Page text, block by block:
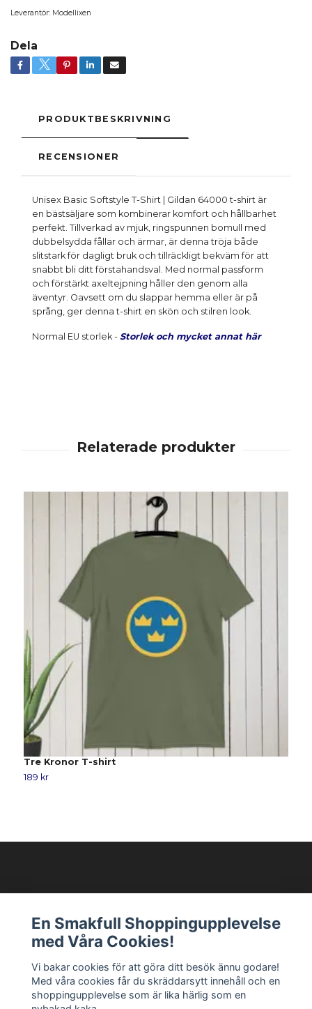
Leverantör: Modellixen
Dela
PRODUKTBESKRIVNING
RECENSIONER
Unisex Basic Softstyle T-Shirt | Gildan 64000 t-shirt är
en bästsäljare som kombinerar komfort och hållbarhet
perfekt. Tillverkad av mjuk, ringspunnen bomull med
dubbelsydda fållar och ärmar, är denna tröja både
slitstark för dagligt bruk och tillräckligt bekväm för att
snabbt bli ditt förstahandsval. Med normal passform
och förstärkt axeltejpning håller den genom alla
äventyr. Oavsett om du slappar hemma eller är på
språng, ger denna t-shirt en skön och stilren look.
Normal EU storlek - Storlek och mycket annat här
Tre Kronor T-shirt
189 kr
Läs mer
Sociala medier
En Smakfull Shoppingupplevelse
med Våra Cookies!
Vi bakar cookies för att göra ditt besök ännu godare!
Med våra cookies får du skräddarsytt innehåll och en
shoppingupplevelse som är lika härlig som en